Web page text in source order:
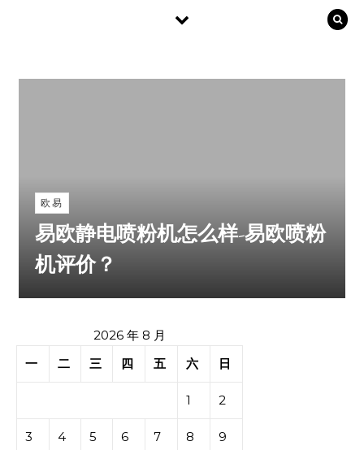
欧易
易欧静电喷粉机怎么样-易欧喷粉
机评价？
2026 年 8 月
一
二 三 四 五 六 日
1 2
3 4 5 6 7 8 9